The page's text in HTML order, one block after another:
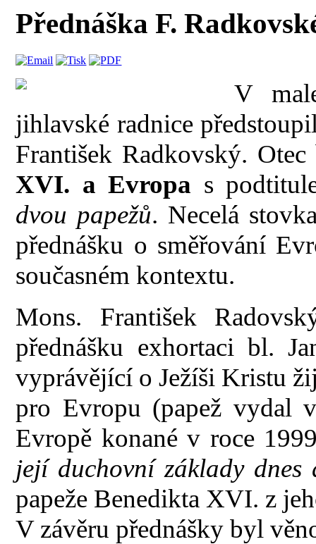
Přednáška F.
V
jihlavské radnice
František Radkovský.
XVI. a Evropa s
dvou papežů. Necelá
přednášku o směřování
současném kontextu.
Mons. František
přednášku exhortaci bl.
vyprávějící o Ježíši Kristu
pro Evropu (papež vydal
Evropě konané v roce
její duchovní základy dnes
papeže Benedikta XVI. z
V závěru přednášky byl